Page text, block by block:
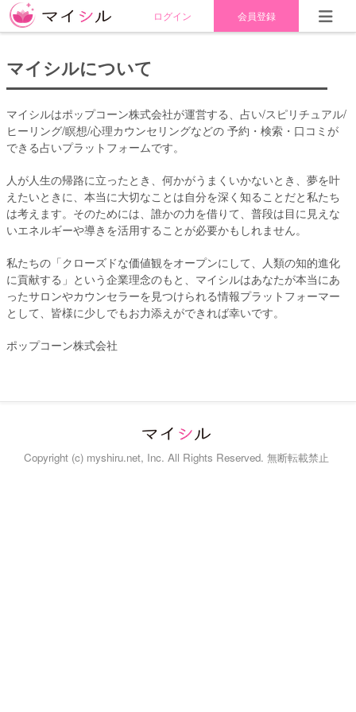
ログイン 会員登録
マイシルについて
マイシルはポップコーン株式会社が運営する、占い/スピリチュアル/
ヒーリング/瞑想/心理カウンセリングなどの 予約・検索・口コミが
できる占いプラットフォームです。
人が人生の帰路に立ったとき、何かがうまくいかないとき、夢を叶
えたいときに、本当に大切なことは自分を深く知ることだと私たち
は考えます。そのためには、誰かの力を借りて、普段は目に見えな
いエネルギーや導きを活用することが必要かもしれません。
私たちの「クローズドな価値観をオープンにして、人類の知的進化
に貢献する」という企業理念のもと、マイシルはあなたが本当にあ
ったサロンやカウンセラーを見つけられる情報プラットフォーマー
として、皆様に少しでもお力添えができれば幸いです。
ポップコーン株式会社
Copyright (c) myshiru.net, Inc. All Rights Reserved. 無断転載禁止